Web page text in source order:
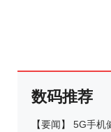
数码推荐
【要闻】
5G手机